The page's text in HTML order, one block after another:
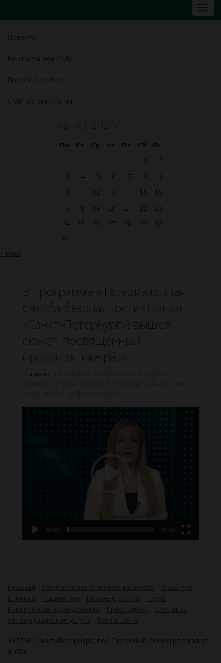
Контакты для СМИ
Пресса о центре
СМИ об онкологии
Пн Вт Ср Чт Пт Сб
Вс
1
2
3
4 5 6 7 8
9
10
11 12 13 14 15
16
17
18 19 20 21 22
23
24
25 26 27 28 29
30
31
« Июл
В программе «Телевизионная
служба безопасности» (канал
«Санкт-Петербург») вышел
сюжет, посвященный
профилактике рака
Главная
Видеоплеер
00:00 04:09
197758, Санкт-Петербург, пос. Песочный, Ленинградская ул.,
д. 68А